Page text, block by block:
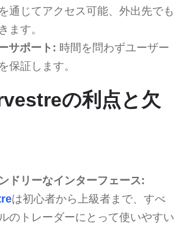
通じてアクセス可能、外出先でも
ます。
サポート: 時間を問わずユーザー
保証します。
の利点と欠
ドリーなインターフェース:
は初心者から上級者まで、すべ
のトレーダーにとって使いやすい